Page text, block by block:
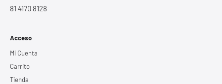
81 4170 8128
Acceso
Mi Cuenta
Carrito
Tienda